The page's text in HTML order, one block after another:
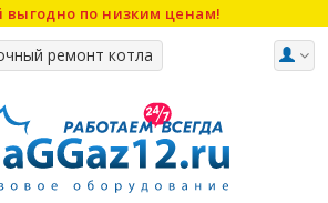
выгодно по низким ценам!
ремонт котла